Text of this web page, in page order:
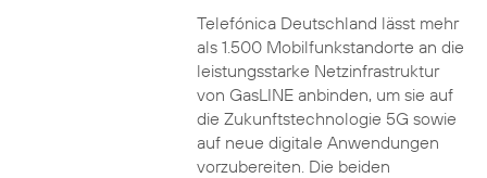
Telefónica Deutschland lässt mehr
als 1.500 Mobilfunkstandorte an die
leistungsstarke Netzinfrastruktur
von GasLINE anbinden, um sie auf
die Zukunftstechnologie 5G sowie
auf neue digitale Anwendungen
vorzubereiten. Die beiden